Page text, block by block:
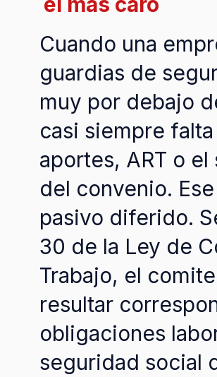
Cuando una
guardias de
muy por debajo
casi siempre
aportes, ART o el
del convenio.
pasivo diferido.
30 de la Ley de
Trabajo, el
resultar
obligaciones
seguridad social